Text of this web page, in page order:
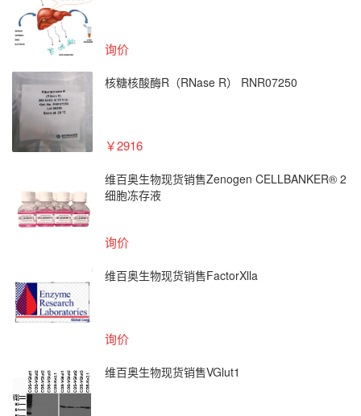
询价
核糖核酸酶R（RNase R） RNR07250
￥2916
维百奥生物现货销售Zenogen CELLBANKER® 2
细胞冻存液
询价
维百奥生物现货销售FactorXlla
询价
维百奥生物现货销售VGlut1